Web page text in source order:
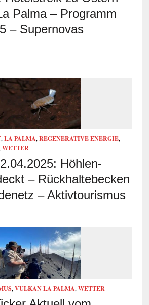
Palma – Programm
– Supernovas
, LA PALMA, REGENERATIVE ENERGIE,
WETTER
Höhlen-
– Rückhaltebecken
– Aktivtourismus
, VULKAN LA PALMA, WETTER